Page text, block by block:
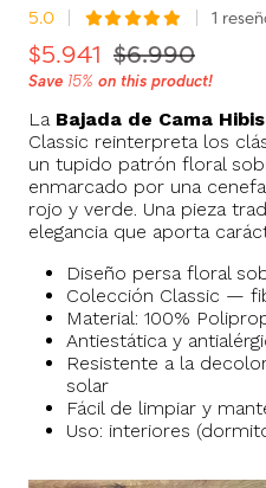
5.0 1
$5.941 $6.990
Save 15% on this product!
La Bajada de Cama
Classic reinterpreta los
un tupido patrón floral
enmarcado por una
rojo y verde. Una pieza
elegancia que aporta
Diseño persa floral
Colección Classic —
Material: 100%
Antiestática y
Resistente a la
solar
Fácil de limpiar y
Uso: interiores